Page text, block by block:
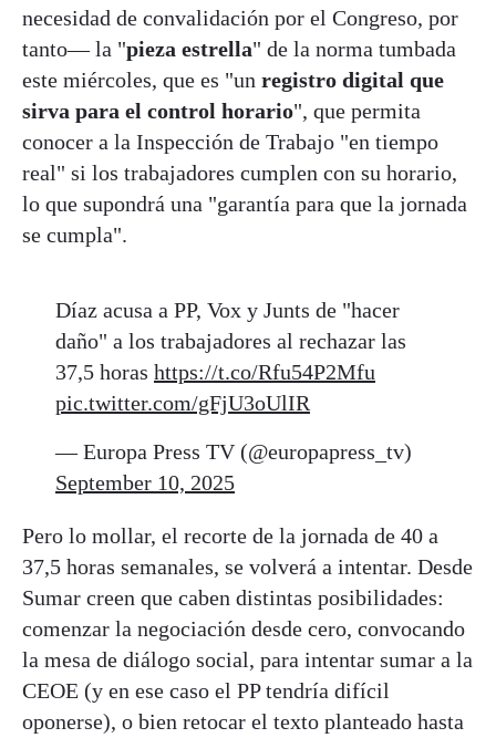
necesidad de convalidación por el Congreso, por
tanto— la "pieza estrella" de la norma tumbada
este miércoles, que es "un registro digital que
sirva para el control horario", que permita
conocer a la Inspección de Trabajo "en tiempo
real" si los trabajadores cumplen con su horario,
lo que supondrá una "garantía para que la jornada
se cumpla".
Díaz acusa a PP, Vox y Junts de "hacer
daño" a los trabajadores al rechazar las
37,5 horas https://t.co/Rfu54P2Mfu
pic.twitter.com/gFjU3oUlIR
— Europa Press TV (@europapress_tv)
September 10, 2025
Pero lo mollar, el recorte de la jornada de 40 a
37,5 horas semanales, se volverá a intentar. Desde
Sumar creen que caben distintas posibilidades:
comenzar la negociación desde cero, convocando
la mesa de diálogo social, para intentar sumar a la
CEOE (y en ese caso el PP tendría difícil
oponerse), o bien retocar el texto planteado hasta